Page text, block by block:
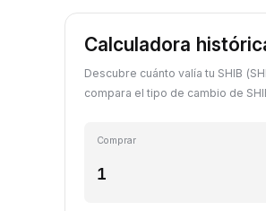
Calculadora
Descubre cuánto valía tu SHIB
compara el tipo de cambio de
Comprar